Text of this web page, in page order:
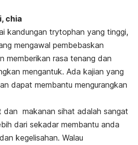
chia
kandungan trytophan yang tinggi,
mengawal pembebaskan
memberikan rasa tenang dan
mengantuk. Ada kajian yang
dapat membantu mengurangkan
dan makanan sihat adalah sangat
dari sekadar membantu anda
kegelisahan. Walau